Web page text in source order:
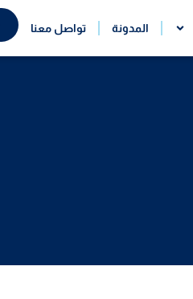
المدونة تواصل معنا